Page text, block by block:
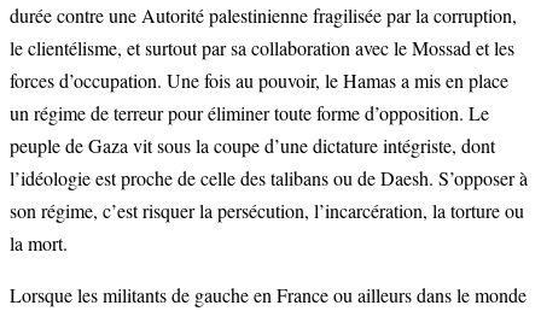
durée contre une Autorité palestinienne fragilisée par la corruption,
le clientélisme, et surtout par sa collaboration avec le Mossad et les
forces d’occupation. Une fois au pouvoir, le Hamas a mis en place
un régime de terreur pour éliminer toute forme d’opposition. Le
peuple de Gaza vit sous la coupe d’une dictature intégriste, dont
l’idéologie est proche de celle des talibans ou de Daesh. S’opposer à
son régime, c’est risquer la persécution, l’incarcération, la torture ou
la mort.
Lorsque les militants de gauche en France ou ailleurs dans le monde